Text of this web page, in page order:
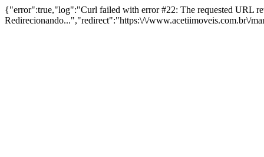
{"error":true,"log":"Curl failed with error #22: The requested URL
Redirecionando...","redirect":"https:\/\/www.acetiimoveis.com.br\/